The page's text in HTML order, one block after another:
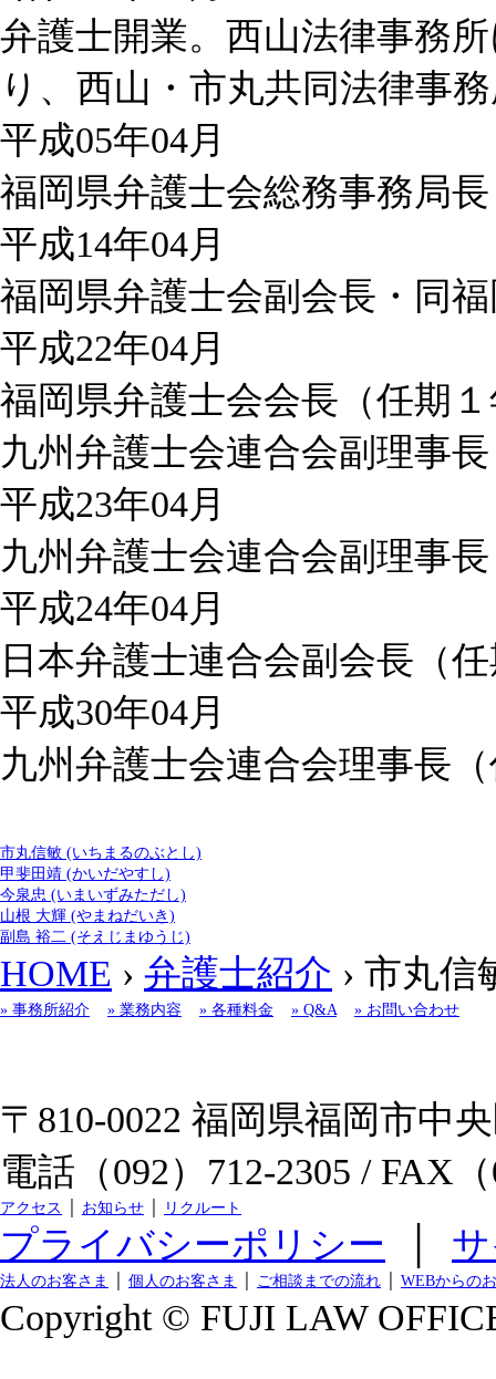
弁護士開業。西山法律事務
り、西山・市丸共同法律事
平成05年04月
福岡県弁護士会総務事務局
平成14年04月
福岡県弁護士会副会長・同
平成22年04月
福岡県弁護士会会長（任期
九州弁護士会連合会副理事
平成23年04月
九州弁護士会連合会副理事
平成24年04月
日本弁護士連合会副会長（
平成30年04月
九州弁護士会連合会理事長
市丸信敏 (いちまるのぶとし)
甲斐田靖 (かいだやすし)
今泉忠 (いまいずみただし)
山根 大輝 (やまねだいき)
副島 裕二 (そえじまゆうじ)
HOME › 弁護士紹介 › 市丸信
» 事務所紹介 » 業務内容 » 各種料金 » Q&A » お問い合わせ
〒810-0022 福岡県福岡市中
電話（092）712-2305 / FAX
アクセス お知らせ リクルート
プライバシーポリシー
法人のお客さま 個人のお客さま ご相談までの流れ WEBからの
Copyright © FUJI LAW